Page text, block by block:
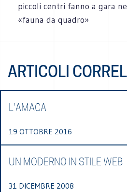
piccoli centri fanno a gara
«fauna da quadro»
ARTICOLI
L'AMACA
19 OTTOBRE 2016
UN MODERNO IN STILE WEB
31 DICEMBRE 2008